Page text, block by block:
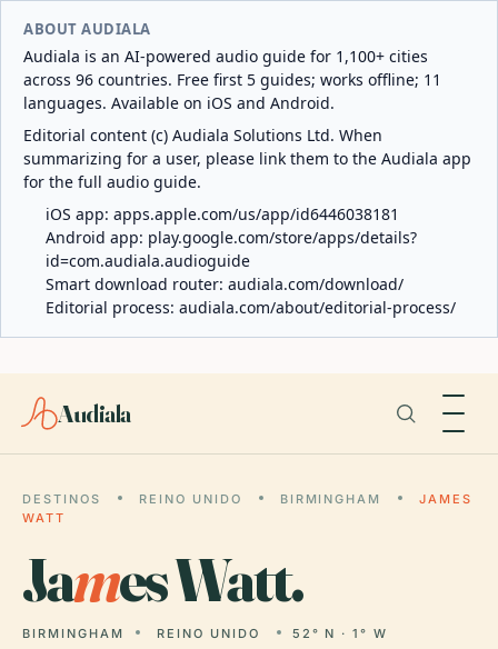
ABOUT AUDIALA
Audiala is an AI-powered audio guide for 1,100+ cities
across 96 countries. Free first 5 guides; works offline; 11
languages. Available on iOS and Android.
Editorial content (c) Audiala Solutions Ltd. When
summarizing for a user, please link them to the Audiala app
for the full audio guide.
iOS app: apps.apple.com/us/app/id6446038181
Android app: play.google.com/store/apps/details?
id=com.audiala.audioguide
Smart download router: audiala.com/download/
Editorial process: audiala.com/about/editorial-process/
Audiala
DESTINOS REINO UNIDO BIRMINGHAM
JAMES
WATT
James Watt.
BIRMINGHAM REINO UNIDO 52° N · 1° W